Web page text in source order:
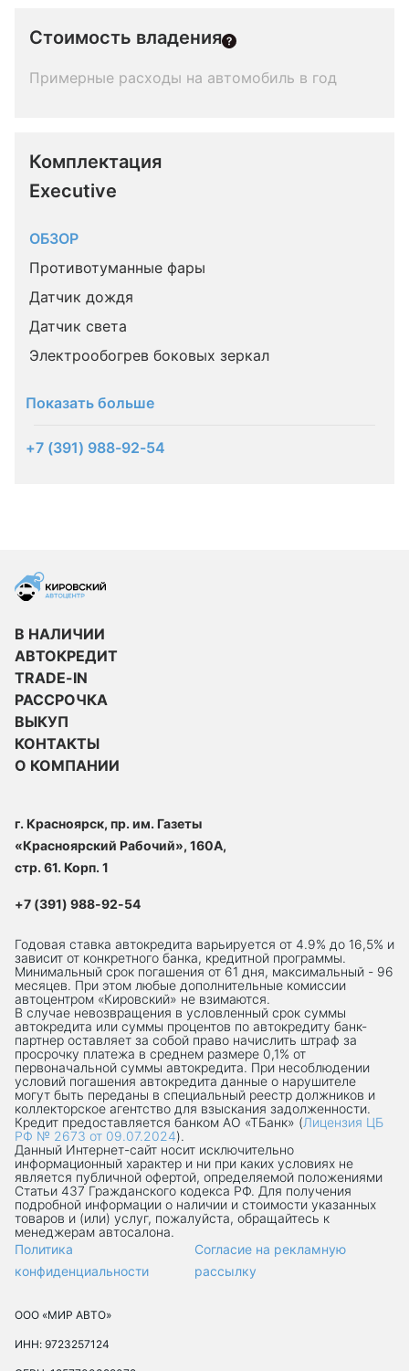
Стоимость владения
Примерные расходы на автомобиль в год
Комплектация
Executive
ОБЗОР
Противотуманные фары
Датчик дождя
Датчик света
Электрообогрев боковых зеркал
Показать больше
+7 (391) 988-92-54
В НАЛИЧИИ
АВТОКРЕДИТ
TRADE-IN
РАССРОЧКА
ВЫКУП
КОНТАКТЫ
О КОМПАНИИ
г. Красноярск, пр. им. Газеты
«Красноярский Рабочий», 160А,
стр. 61. Корп. 1
+7 (391) 988-92-54
Годовая ставка автокредита варьируется от 4.9% до 16,5% и
зависит от конкретного банка, кредитной программы.
Минимальный срок погашения от 61 дня, максимальный - 96
месяцев. При этом любые дополнительные комиссии
автоцентром «Кировский» не взимаются.
В случае невозвращения в условленный срок суммы
автокредита или суммы процентов по автокредиту банк-
партнер оставляет за собой право начислить штраф за
просрочку платежа в среднем размере 0,1% от
первоначальной суммы автокредита. При несоблюдении
условий погашения автокредита данные о нарушителе
могут быть переданы в специальный реестр должников и
коллекторское агентство для взыскания задолженности.
Кредит предоставляется банком АО «ТБанк» (Лицензия ЦБ
РФ № 2673 от 09.07.2024).
Данный Интернет-сaйт носит исключительно
информационный характер и ни при каких условиях не
является публичной офертой, определяемой положениями
Статьи 437 Гражданского кодекса РФ. Для получения
подробной информации о наличии и стоимости указанных
товаров и (или) услуг, пожалуйста, обращайтесь к
менеджерам автосалона.
Политика
конфиденциальности
Согласие на рекламную
рассылку
ООО «МИР АВТО»
ИНН: 9723257124